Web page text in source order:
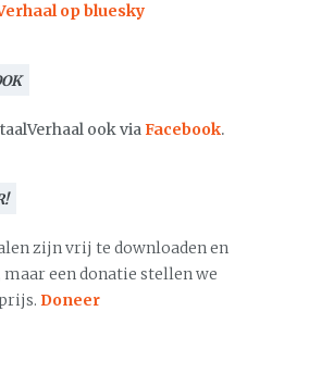
op bluesky
ook viaFacebook.
zijn vrij te downloaden en
maar een donatie stellen we
Doneer